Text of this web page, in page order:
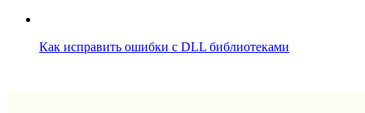
Как исправить ошибки с DLL библиотеками